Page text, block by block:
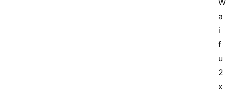
W
a
i
f
u
2
x